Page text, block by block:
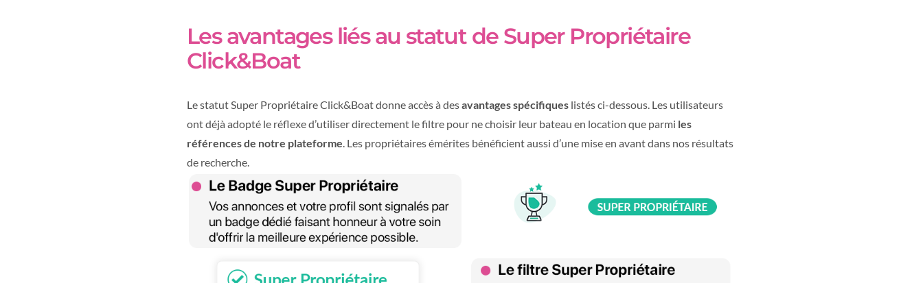
Les avantages liés au statut de Super Propriétaire
Click&Boat
Le statut Super Propriétaire Click&Boat donne accès à desavantages spécifiques listés ci-dessous. Les utilisateurs
ont déjà adopté le réflexe d’utiliser directement le filtre pour ne choisir leur bateau en location que parmi les
références de notre plateforme. Les propriétaires émérites bénéficient aussi d’une mise en avant dans nos résultats
de recherche.